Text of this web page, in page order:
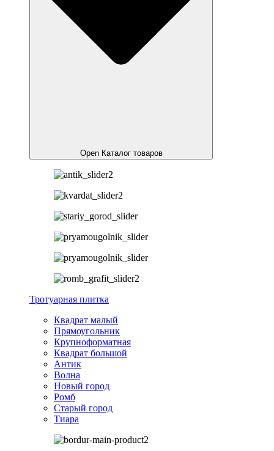
Open Каталог товаров
Тротуарная плитка
Квадрат малый
Прямоугольник
Крупноформатная
Квадрат большой
Антик
Волна
Новый город
Ромб
Старый город
Тиара